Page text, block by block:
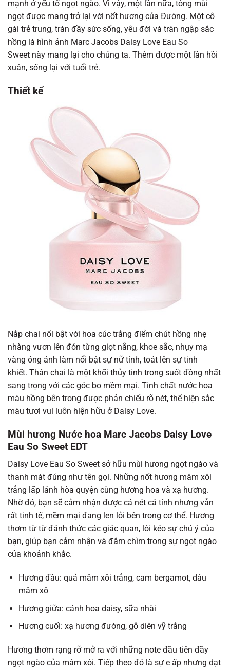
mạnh ở yếu tố ngọt ngào. Vì vậy, một lần nữa, tông mùi
ngọt được mang trở lại với nốt hương của Đường. Một cô
gái trẻ trung, tràn đầy sức sống, yêu đời và tràn ngập sắc
hồng là hình ảnh Marc Jacobs Daisy Love Eau So
Sweet này mang lại cho chúng ta. Thêm được một lần hồi
xuân, sống lại với tuổi trẻ.
Thiết kế
Nắp chai nổi bật với hoa cúc trắng điểm chút hồng nhẹ
nhàng vươn lên đón từng giọt nắng, khoe sắc, nhụy mạ
vàng óng ánh làm nổi bật sự nữ tính, toát lên sự tinh
khiết. Thân chai là một khối thủy tinh trong suốt đồng nhất
sang trọng với các góc bo mềm mại. Tinh chất nước hoa
màu hồng bên trong được phản chiếu rõ nét, thể hiện sắc
màu tươi vui luôn hiện hữu ở Daisy Love.
Mùi hương Nước hoa Marc Jacobs Daisy Love
Eau So Sweet EDT
Daisy Love Eau So Sweet sở hữu mùi hương ngọt ngào và
thanh mát đúng như tên gọi. Những nốt hương mâm xôi
trắng lấp lánh hòa quyện cùng hương hoa và xạ hương.
Nhờ đó, bạn sẽ cảm nhận được cả nét cá tính nhưng vẫn
rất tinh tế, mềm mại đang len lỏi bên trong cơ thể. Hương
thơm từ từ đánh thức các giác quan, lôi kéo sự chú ý của
bạn, giúp bạn cảm nhận và đắm chìm trong sự ngọt ngào
của khoảnh khắc.
Hương đầu: quả mâm xôi trắng, cam bergamot, dâu
mâm xô
Hương giữa: cánh hoa daisy, sữa nhài
Hương cuối: xạ hương đường, gỗ diên vỹ trắng
Hương thơm rạng rỡ mở ra với những note đầu tiên đầy
ngọt ngào của mâm xôi. Tiếp theo đó là sự e ấp nhưng dạt